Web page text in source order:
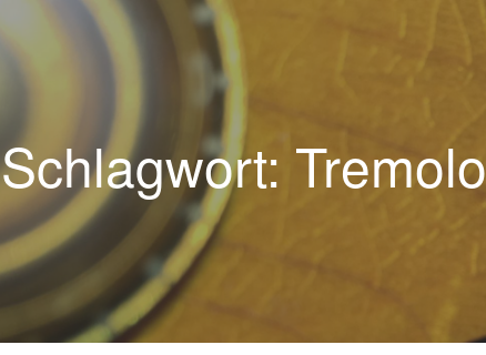
Schlagwort: Tremolo